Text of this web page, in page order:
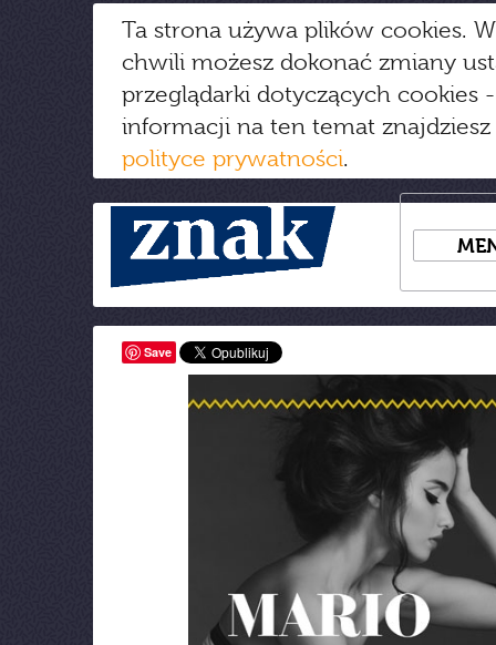
Ta strona używa plików cookies.
chwili możesz dokonać zmiany
przeglądarki dotyczących cookies
informacji na ten temat
polityce prywatności.
Save